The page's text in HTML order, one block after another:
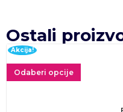
Ostali
Akcija!
Odaberi opcije